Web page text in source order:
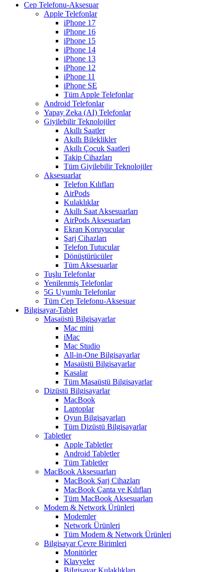
Cep Telefonu-Aksesuar
Apple Telefonlar
iPhone 17
iPhone 16
iPhone 15
iPhone 14
iPhone 13
iPhone 12
iPhone 11
iPhone SE
Tüm Apple Telefonlar
Android Telefonlar
Yapay Zeka (AI) Telefonlar
Giyilebilir Teknolojiler
Akıllı Saatler
Akıllı Bileklikler
Akıllı Çocuk Saatleri
Takip Cihazları
Tüm Giyilebilir Teknolojiler
Aksesuarlar
Telefon Kılıfları
AirPods
Kulaklıklar
Akıllı Saat Aksesuarları
AirPods Aksesuarları
Ekran Koruyucular
Şarj Cihazları
Telefon Tutucular
Dönüştürücüler
Tüm Aksesuarlar
Tuşlu Telefonlar
Yenilenmiş Telefonlar
5G Uyumlu Telefonlar
Tüm Cep Telefonu-Aksesuar
Bilgisayar-Tablet
Masaüstü Bilgisayarlar
Mac mini
iMac
Mac Studio
All-in-One Bilgisayarlar
Masaüstü Bilgisayarlar
Kasalar
Tüm Masaüstü Bilgisayarlar
Dizüstü Bilgisayarlar
MacBook
Laptoplar
Oyun Bilgisayarları
Tüm Dizüstü Bilgisayarlar
Tabletler
Apple Tabletler
Android Tabletler
Tüm Tabletler
MacBook Aksesuarları
MacBook Şarj Cihazları
MacBook Çanta ve Kılıfları
Tüm MacBook Aksesuarları
Modem & Network Ürünleri
Modemler
Network Ürünleri
Tüm Modem & Network Ürünleri
Bilgisayar Çevre Birimleri
Monitörler
Klavyeler
BiIgisayar Kulaklıkları